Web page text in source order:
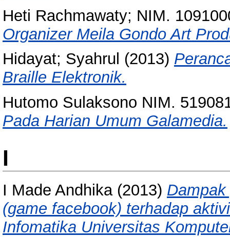
Heti Rachmawaty; NIM.
Organizer Meila Gondo Art
Hidayat; Syahrul (2013)
Braille Elektronik.
Hutomo Sulaksono NIM.
Pada Harian Umum Galamedia.
I
I Made Andhika(2013)
(game facebook) terhadap
Infomatika Universitas